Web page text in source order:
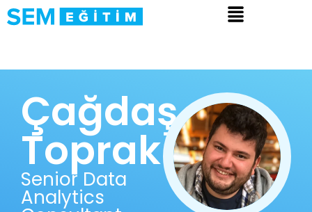
Çağdaş
Toprak
Senior Data
Analytics